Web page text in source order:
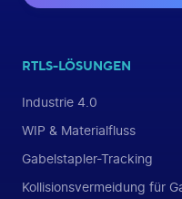
RTLS-LÖSUNGEN
Industrie 4.0
WIP & Materialfluss
Gabelstapler-Tracking
Kollisionsvermeidung für